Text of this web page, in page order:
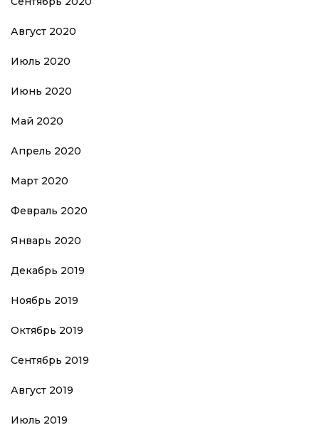
Август 2020
Июль 2020
Июнь 2020
Май 2020
Апрель 2020
Март 2020
Февраль 2020
Январь 2020
Декабрь 2019
Ноябрь 2019
Октябрь 2019
Сентябрь 2019
Август 2019
Июль 2019